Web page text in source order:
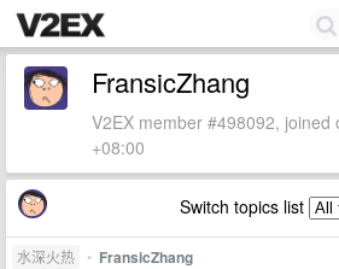
FransicZhang
V2EX member #498092,
+08:00
Switch topics list
水深火热 • FransicZhang